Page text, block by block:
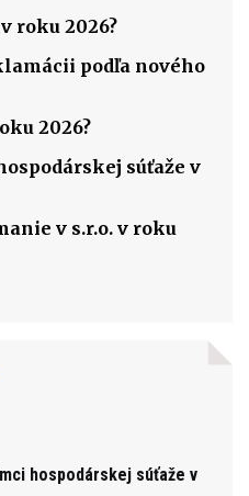
roku 2026?
podľa nového
2026?
súťaže v
v s.r.o. v roku
hospodárskej súťaže v